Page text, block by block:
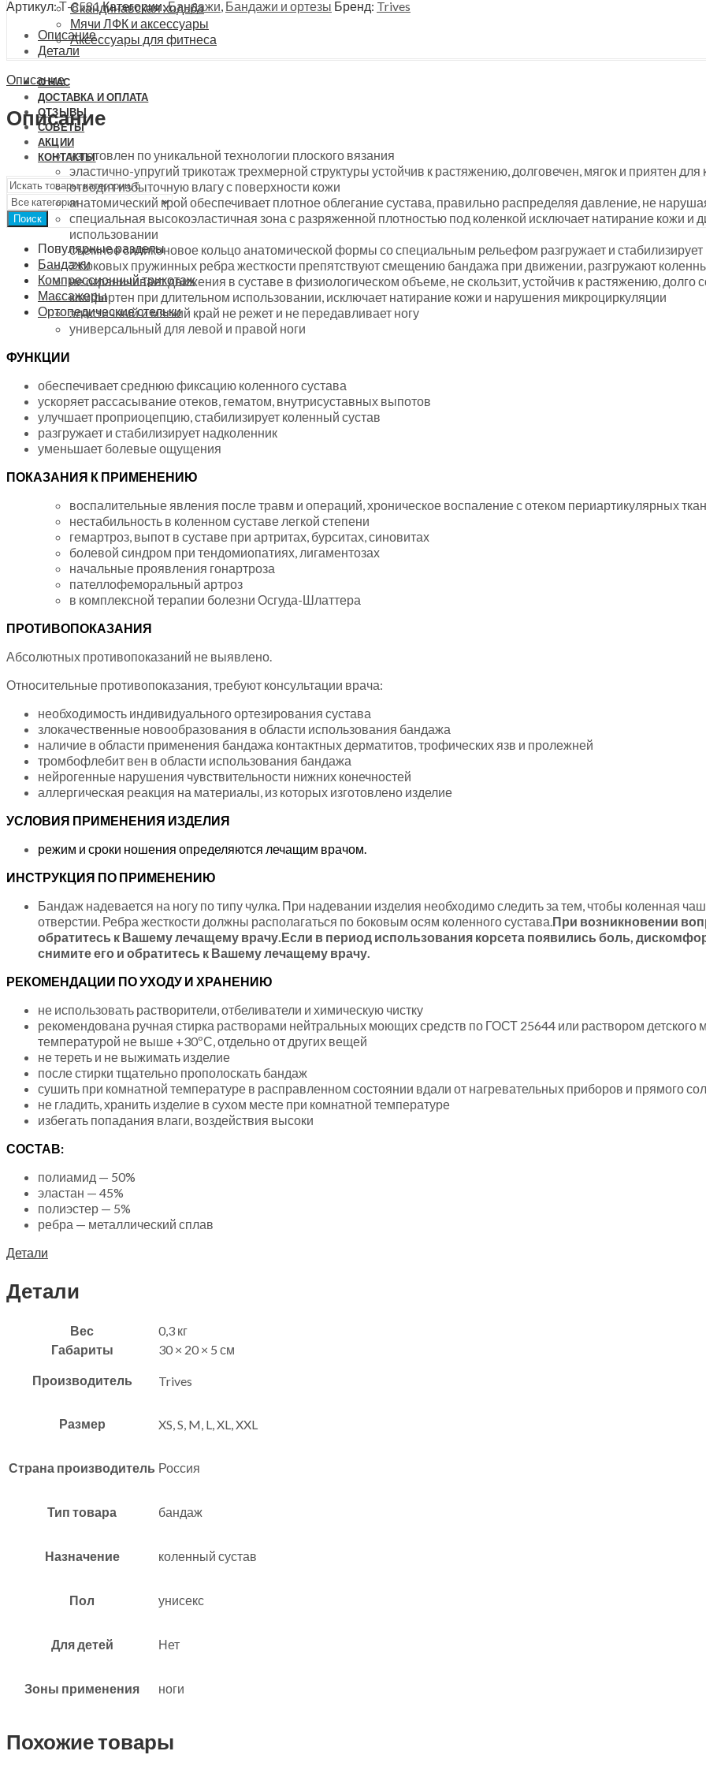
Скандинавская ходьба
Мячи ЛФК и аксессуары
Аксессуары для фитнеса
О НАС
ДОСТАВКА И ОПЛАТА
ОТЗЫВЫ
СОВЕТЫ
АКЦИИ
КОНТАКТЫ
Поиск
Популярные разделы
Бандажи
Компрессионный трикотаж
Массажеры
Ортопедические стельки
коленный
сустав
Trives
Т-8581
quantity
Артикул:Т-8581 Категории:Бандажи, Бандажи и ортезы Бренд: Trives
Описание
Детали
Описание
Описание
изготовлен по уникальной технологии плоского вязания
эластично-упругий трикотаж трехмерной структуры устойчив к растяжению, долговечен, мягок и приятен для
отводит избыточную влагу с поверхности кожи
анатомический крой обеспечивает плотное облегание сустава, правильно распределяя давление, не
специальная высокоэластичная зона с разряженной плотностью под коленкой исключает натирание кожи и
использовании
съемное силиконовое кольцо анатомической формы со специальным рельефом разгружает и стабилизирует
2 боковых пружинных ребра жесткости препятствуют смещению бандажа при движении, разгружают
не ограничивает движения в суставе в физиологическом объеме, не скользит, устойчив к растяжению,
комфортен при длительном использовании, исключает натирание кожи и нарушения микроциркуляции
эластичный и мягкий край не режет и не передавливает ногу
универсальный для левой и правой ноги
ФУНКЦИИ
обеспечивает среднюю фиксацию коленного сустава
ускоряет рассасывание отеков, гематом, внутрисуставных выпотов
улучшает проприоцепцию, стабилизирует коленный сустав
разгружает и стабилизирует надколенник
уменьшает болевые ощущения
ПОКАЗАНИЯ К ПРИМЕНЕНИЮ
воспалительные явления после травм и операций, хроническое воспаление с отеком периартикулярных
нестабильность в коленном суставе легкой степени
гемартроз, выпот в суставе при артритах, бурситах, синовитах
болевой синдром при тендомиопатиях, лигаментозах
начальные проявления гонартроза
пателлофеморальный артроз
в комплексной терапии болезни Осгуда-Шлаттера
ПРОТИВОПОКАЗАНИЯ
Абсолютных противопоказаний не выявлено.
Относительные противопоказания, требуют консультации врача:
необходимость индивидуального ортезирования сустава
злокачественные новообразования в области использования бандажа
наличие в области применения бандажа контактных дерматитов, трофических язв и пролежней
тромбофлебит вен в области использования бандажа
нейрогенные нарушения чувствительности нижних конечностей
аллергическая реакция на материалы, из которых изготовлено изделие
УСЛОВИЯ ПРИМЕНЕНИЯ ИЗДЕЛИЯ
режим и сроки ношения определяются лечащим врачом.
ИНСТРУКЦИЯ ПО ПРИМЕНЕНИЮ
Бандаж надевается на ногу по типу чулка. При надевании изделия необходимо следить за тем, чтобы коленная
отверстии. Ребра жесткости должны располагаться по боковым осям коленного сустава.При возникновении
обратитесь к Вашему лечащему врачу.Если в период использования корсета появились боль,
снимите его и обратитесь к Вашему лечащему врачу.
РЕКОМЕНДАЦИИ ПО УХОДУ И ХРАНЕНИЮ
не использовать растворители, отбеливатели и химическую чистку
рекомендована ручная стирка растворами нейтральных моющих средств по ГОСТ 25644 или раствором
температурой не выше +30ºС, отдельно от других вещей
не тереть и не выжимать изделие
после стирки тщательно прополоскать бандаж
сушить при комнатной температуре в расправленном состоянии вдали от нагревательных приборов и прямого
не гладить, хранить изделие в сухом месте при комнатной температуре
избегать попадания влаги, воздействия высоки
СОСТАВ:
полиамид — 50%
эластан — 45%
полиэстер — 5%
ребра — металлический сплав
Детали
Детали
Вес
0,3 кг
Габариты
30 × 20 × 5 см
Производитель Trives
Размер XS, S, M, L, XL, XXL
Страна производитель Россия
Тип товара бандаж
Назначение коленный сустав
Пол унисекс
Для детей Нет
Зоны применения ноги
Похожие товары